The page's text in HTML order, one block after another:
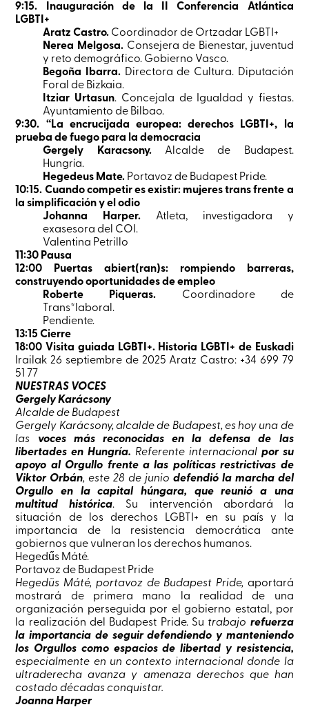
9:15. Inauguración de la II Conferencia Atlántica
LGBTI+
Aratz Castro.Coordinador de Ortzadar LGBTI+
Nerea Melgosa. Consejera de Bienestar, juventud
y reto demográfico. Gobierno Vasco.
Begoña Ibarra. Directora de Cultura. Diputación
Foral de Bizkaia.
Itziar Urtasun. Concejala de Igualdad y fiestas.
Ayuntamiento de Bilbao.
9:30. “La encrucijada europea: derechos LGBTI+, la
prueba de fuego para la democracia
Gergely Karacsony. Alcalde de Budapest.
Hungría.
Hegedeus Mate.Portavoz de Budapest Pride.
10:15. Cuando competir es existir: mujeres trans frente a
la simplificación y el odio
Johanna Harper. Atleta, investigadora y
exasesora del COI.
Valentina Petrillo
11:30 Pausa
12:00 Puertas abiert(ran)s: rompiendo barreras,
construyendo oportunidades de empleo
Roberte Piqueras. Coordinadore de
Trans*laboral.
Pendiente.
13:15 Cierre
18:00 Visita guiada LGBTI+. Historia LGBTI+ de Euskadi
Irailak 26 septiembre de 2025 Aratz Castro: +34 699 79
51 77
NUESTRAS VOCES
Gergely Karácsony
Alcalde de Budapest
Gergely Karácsony, alcalde de Budapest, es hoy una de
las voces más reconocidas en la defensa de las
libertades en Hungría. Referente internacional por su
apoyo al Orgullo frente a las políticas restrictivas de
Viktor Orbán, este 28 de junio defendió la marcha del
Orgullo en la capital húngara, que reunió a una
multitud histórica. Su intervención abordará la
situación de los derechos LGBTI+ en su país y la
importancia de la resistencia democrática ante
gobiernos que vulneran los derechos humanos.
Hegedűs Máté.
Portavoz de Budapest Pride
Hegedüs Máté, portavoz de Budapest Pride, aportará
mostrará de primera mano la realidad de una
organización perseguida por el gobierno estatal, por
la realización del Budapest Pride. Su trabajo refuerza
la importancia de seguir defendiendo y manteniendo
los Orgullos como espacios de libertad y resistencia,
especialmente en un contexto internacional donde la
ultraderecha avanza y amenaza derechos que han
costado décadas conquistar.
Joanna Harper